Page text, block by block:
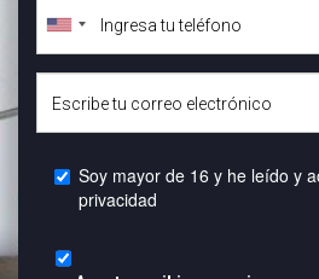
Soy mayor de 16 y he leído y
privacidad